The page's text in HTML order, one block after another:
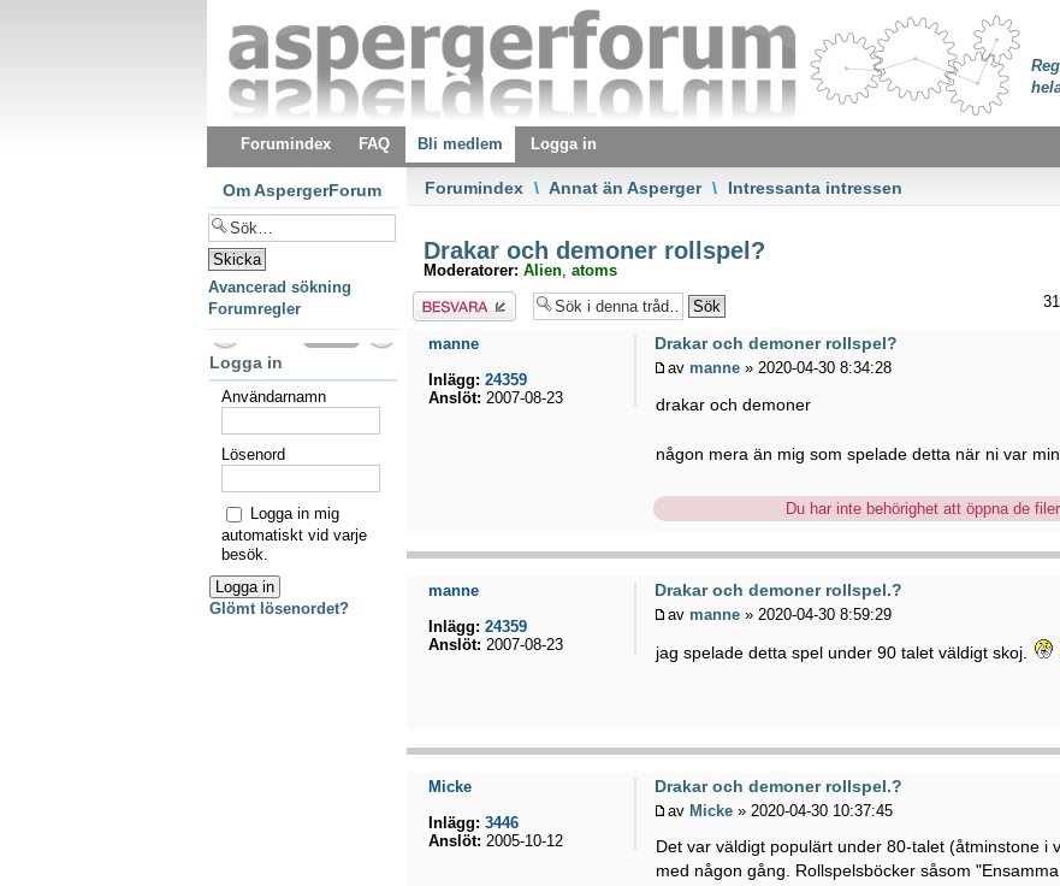
Forumindex FAQ Bli medlem Logga in
Forumindex \ Annat än Asperger \ Intressanta intressen
Drakar och demoner rollspel?
Moderatorer: Alien, atoms
Besvara
Drakar och demoner rollspel?
avmanne » 2020-04-30 8:34:28
drakar och demoner
någon mera än mig som spelade detta när ni var
Du har inte behörighet att öppna de
manne
Inlägg: 24359
Anslöt: 2007-08-23
Drakar och demoner rollspel.?
avmanne » 2020-04-30 8:59:29
jag spelade detta spel under 90 talet väldigt skoj.
manne
Inlägg: 24359
Anslöt: 2007-08-23
Drakar och demoner rollspel.?
avMicke » 2020-04-30 10:37:45
Det var väldigt populärt under 80-talet (åtminstone i
med någon gång. Rollspelsböcker såsom
Micke
Inlägg: 3446
Anslöt: 2005-10-12
Om AspergerForum
Avancerad sökning
Forumregler
Logga in
Användarnamn
Lösenord
Logga in mig
automatiskt vid varje
besök.
Glömt lösenordet?